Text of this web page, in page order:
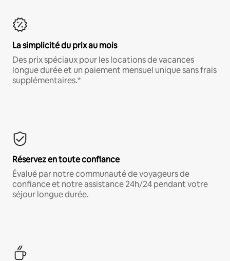
La simplicité du prix au mois
Des prix spéciaux pour les locations de vacances
longue durée et un paiement mensuel unique sans frais
supplémentaires.*
Réservez en toute confiance
Évalué par notre communauté de voyageurs de
confiance et notre assistance 24h/24 pendant votre
séjour longue durée.